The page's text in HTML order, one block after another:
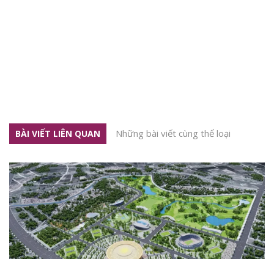
BÀI VIẾT LIÊN QUAN Những bài viết cùng thể loại